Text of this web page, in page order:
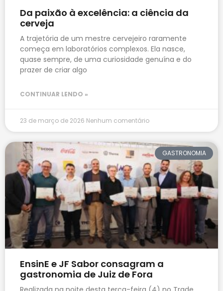
Da paixão à excelência: a ciência da
cerveja
A trajetória de um mestre cervejeiro raramente
começa em laboratórios complexos. Ela nasce,
quase sempre, de uma curiosidade genuína e do
prazer de criar algo
CONTINUAR LENDO »
23 de março de 2026 Nenhum comentário
GASTRONOMIA
EnsinE e JF Sabor consagram a
gastronomia de Juiz de Fora